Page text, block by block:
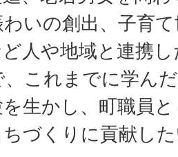
わいの創出、子育
人や地域と連携
これまでに学ん
生かし、町職員
づくりに貢献し